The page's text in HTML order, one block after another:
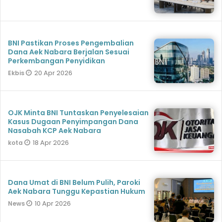
BNI Pastikan Proses Pengembalian
Dana Aek Nabara Berjalan Sesuai
Perkembangan Penyidikan
Ekbis 20 Apr 2026
OJK Minta BNI Tuntaskan Penyelesaian
Kasus Dugaan Penyimpangan Dana
Nasabah KCP Aek Nabara
kota 18 Apr 2026
Dana Umat di BNI Belum Pulih, Paroki
Aek Nabara Tunggu Kepastian Hukum
News 10 Apr 2026